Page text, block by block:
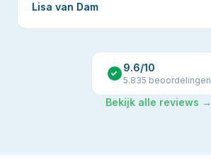
Lisa van Dam
9.6/10
5.835 beoordelingen
Bekijk alle reviews →